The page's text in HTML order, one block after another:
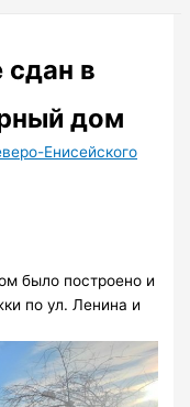
сдан в
дом
Енисейского
было построено и
по ул. Ленина и